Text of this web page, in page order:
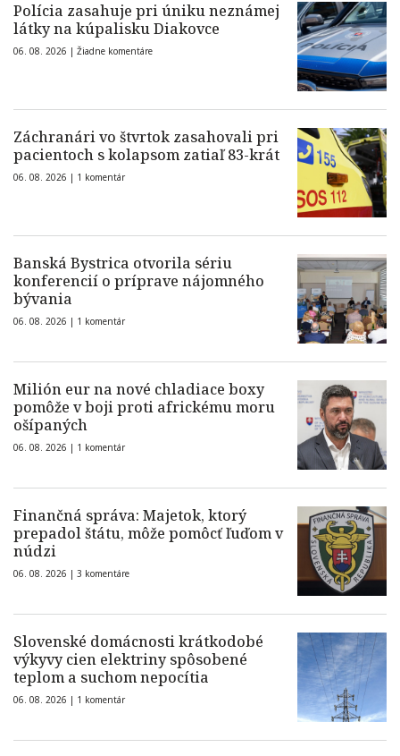
Polícia zasahuje pri úniku neznámej
látky na kúpalisku Diakovce
06. 08. 2026 | Žiadne komentáre
Záchranári vo štvrtok zasahovali pri
pacientoch s kolapsom zatiaľ 83-krát
06. 08. 2026 | 1 komentár
Banská Bystrica otvorila sériu
konferencií o príprave nájomného
bývania
06. 08. 2026 | 1 komentár
Milión eur na nové chladiace boxy
pomôže v boji proti africkému moru
ošípaných
06. 08. 2026 | 1 komentár
Finančná správa: Majetok, ktorý
prepadol štátu, môže pomôcť ľuďom v
núdzi
06. 08. 2026 | 3 komentáre
Slovenské domácnosti krátkodobé
výkyvy cien elektriny spôsobené
teplom a suchom nepocítia
06. 08. 2026 | 1 komentár